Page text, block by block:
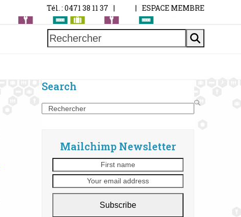
Tél. : 0471 38 11 37 | | ESPACE MEMBRE
Rechercher
Search
Search
Mailchimp Newsletter
name
email
Subscribe